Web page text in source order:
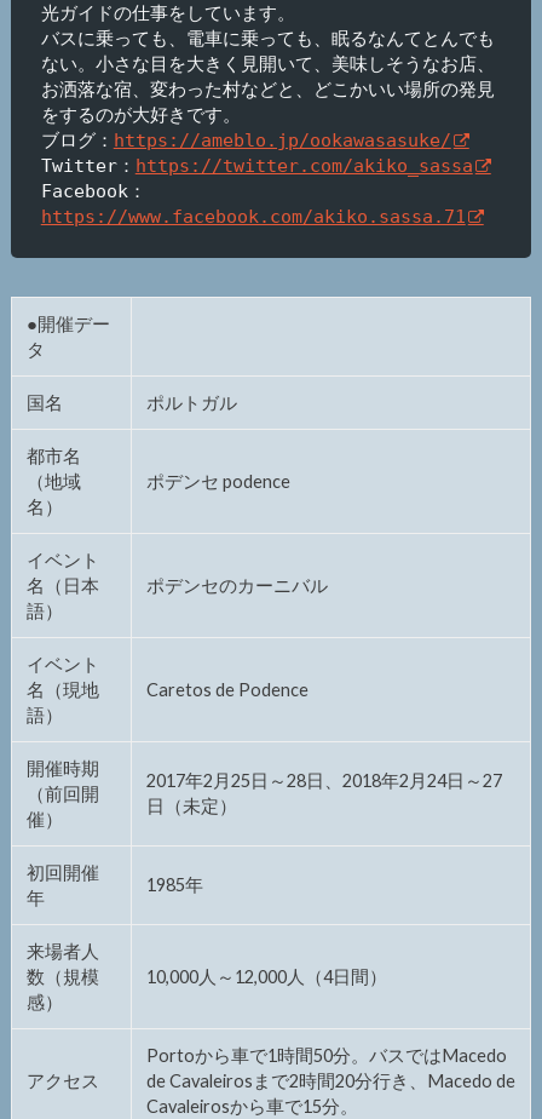
光ガイドの仕事をしています。
バスに乗っても、電車に乗っても、眠るなんてとんでも
ない。小さな目を大きく見開いて、美味しそうなお店、
お洒落な宿、変わった村などと、どこかいい場所の発見
をするのが大好きです。
ブログ： https://ameblo.jp/ookawasasuke/
Twitter： https://twitter.com/akiko_sassa
Facebook：
https://www.facebook.com/akiko.sassa.71
●開催デー
タ
国名 ポルトガル
都市名
（地域
名）
ポデンセ podence
イベント
名（日本
語）
ポデンセのカーニバル
イベント
名（現地
語）
Caretos de Podence
開催時期
（前回開
催）
2017年2月25日～28日、2018年2月24日～27
日（未定）
初回開催
年
1985年
来場者人
数（規模
感）
10,000人～12,000人（4日間）
アクセス
Portoから車で1時間50分。バスではMacedo
de Cavaleirosまで2時間20分行き、Macedo de
Cavaleirosから車で15分。